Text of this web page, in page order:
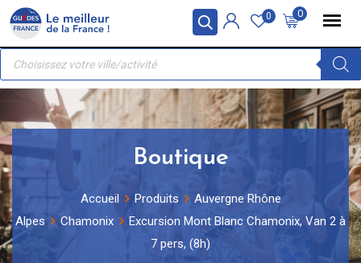
Panneau de gestion des cookies
Skip
content
0
0
Recherche
produits
Boutique
Accueil Produits
Auvergne Rhône
Alpes
Chamonix
Excursion Mont Blanc Chamonix, Van 2 à
7 pers, (8h)